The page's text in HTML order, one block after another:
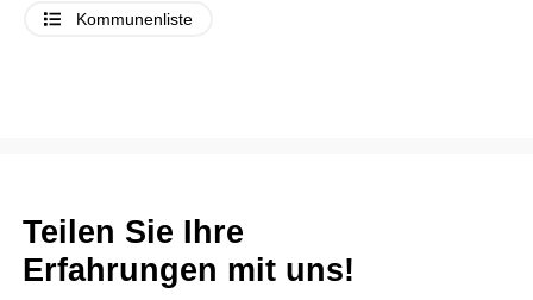
Kommunenliste
Teilen Sie Ihre
Erfahrungen mit uns!